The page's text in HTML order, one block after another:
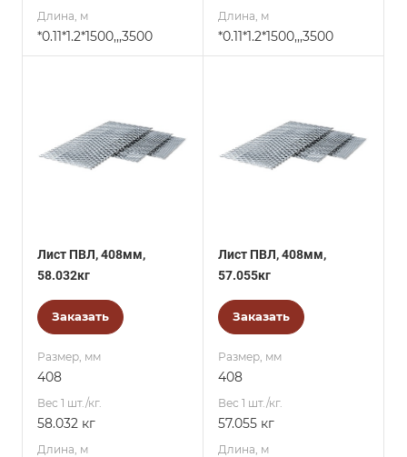
Длина, м
*0.11*1.2*1500,,,3500
Длина, м
*0.11*1.2*1500,,,3500
Лист ПВЛ, 408мм,
58.032кг
Заказать
Размер, мм
408
Вес 1 шт./кг.
58.032 кг
Длина, м
Лист ПВЛ, 408мм,
57.055кг
Заказать
Размер, мм
408
Вес 1 шт./кг.
57.055 кг
Длина, м